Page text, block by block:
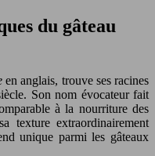
du gâteau
en anglais, trouve ses racines
Son nom évocateur fait
à la nourriture des
texture extraordinairement
unique parmi les gâteaux